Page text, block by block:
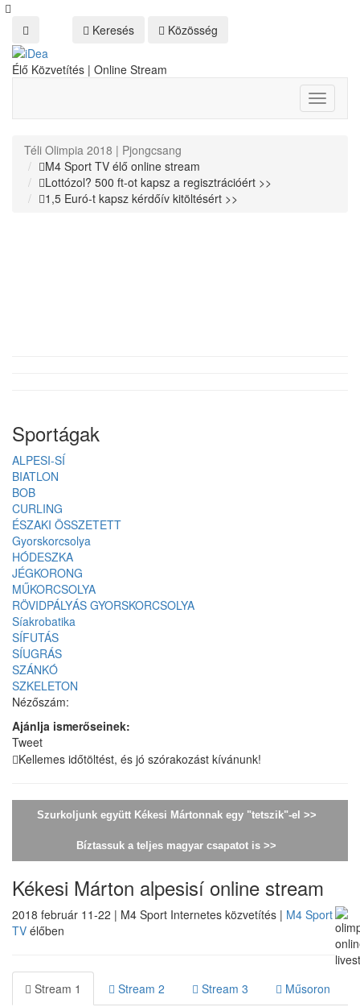
Keresés Közösség
Élő Közvetítés | Online Stream
Toggle
Téli Olimpia 2018 | Pjongcsang
M4 Sport TV élő online stream
Lottózol? 500 ft-ot kapsz a regisztrációért >>
1,5 Euró-t kapsz kérdőív kitöltésért >>
Sportágak
ALPESI-SÍ
BIATLON
BOB
CURLING
ÉSZAKI ÖSSZETETT
Gyorskorcsolya
HÓDESZKA
JÉGKORONG
MŰKORCSOLYA
RÖVIDPÁLYÁS GYORSKORCSOLYA
Síakrobatika
SÍFUTÁS
SÍUGRÁS
SZÁNKÓ
SZKELETON
Nézőszám:
Ajánlja ismerőseinek:
Tweet
Kellemes időtöltést, és jó szórakozást kívánunk!
Szurkoljunk együtt Kékesi Mártonnak egy "tetszik"-el >>
Bíztassuk a teljes magyar csapatot is >>
Kékesi Márton alpesisí online stream
2018 február 11-22 | M4 Sport Internetes közvetítés | M4 Sport
TV élőben
Stream 1 Stream 2 Stream 3 Műsoron